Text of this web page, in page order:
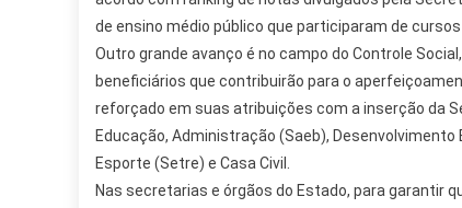
de ensino médio público que participaram de
Outro grande avanço é no campo do Controle
beneficiários que contribuirão para o
reforçado em suas atribuições com a inserção da
Educação, Administração (Saeb), Desenvolvimento
Esporte (Setre) e Casa Civil.
Nas secretarias e órgãos do Estado, para garantir